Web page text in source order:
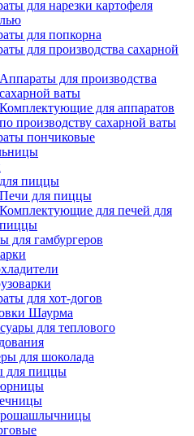
для нарезки картофеля
для попкорна
для производства сахарной
Аппараты для производства
сахарной ваты
Комплектующие для аппаратов
по производству сахарной ваты
пончиковые
пиццы
Печи для пиццы
Комплектующие для печей для
пиццы
для гамбургеров
для хот-догов
Шаурма
для теплового
для шоколада
для пиццы